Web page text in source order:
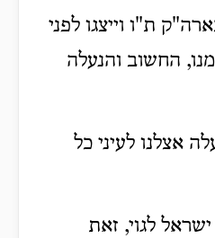
ת"ו וייצגו לפני
החשוב והנעלה
אצלנו לעיני כל
לגוי, זאת